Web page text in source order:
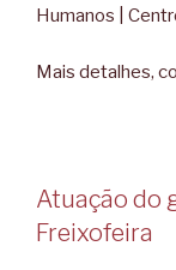
Humanos |
Mais detalhes,
Atuação do
Freixofeira